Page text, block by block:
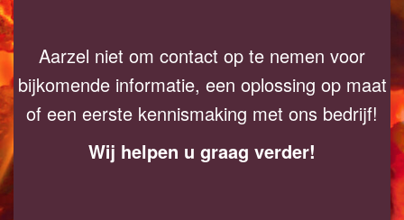
Aarzel niet om contact op te nemen voor
bijkomende informatie, een oplossing op maat
of een eerste kennismaking met ons bedrijf!
Wij helpen u graag verder!